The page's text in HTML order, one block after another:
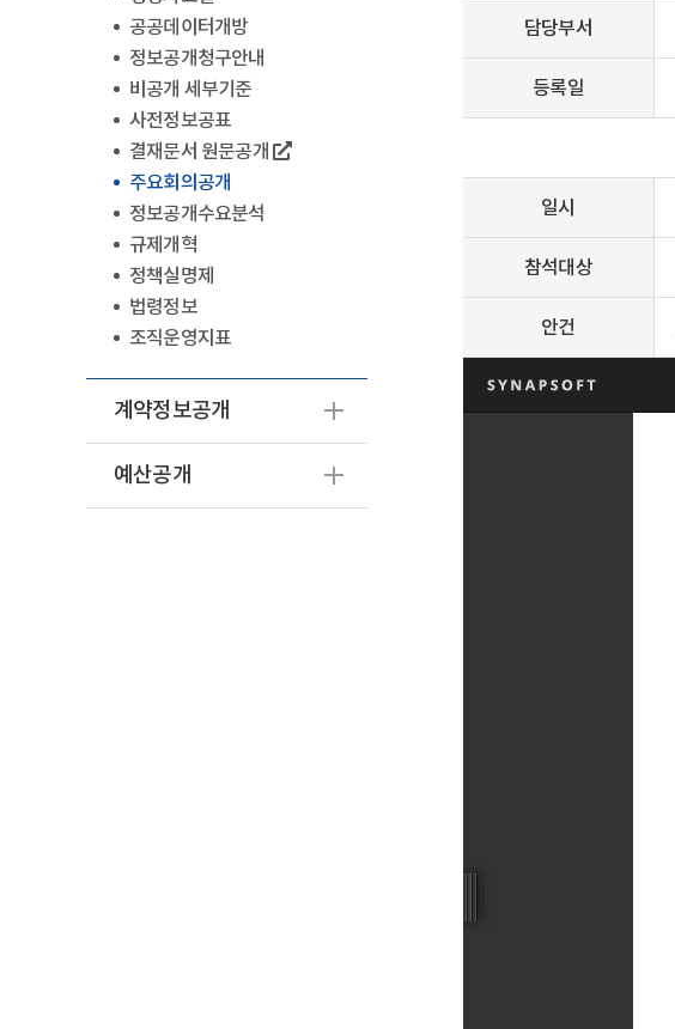
공공데이터개방
정보공개청구안내
비공개 세부기준
사전정보공표
결재문서 원문공개
주요회의공개
정보공개수요분석
규제개혁
정책실명제
법령정보
조직운영지표
계약정보공개
예산공개
담당부서
등록일
일시
참석대상
안건